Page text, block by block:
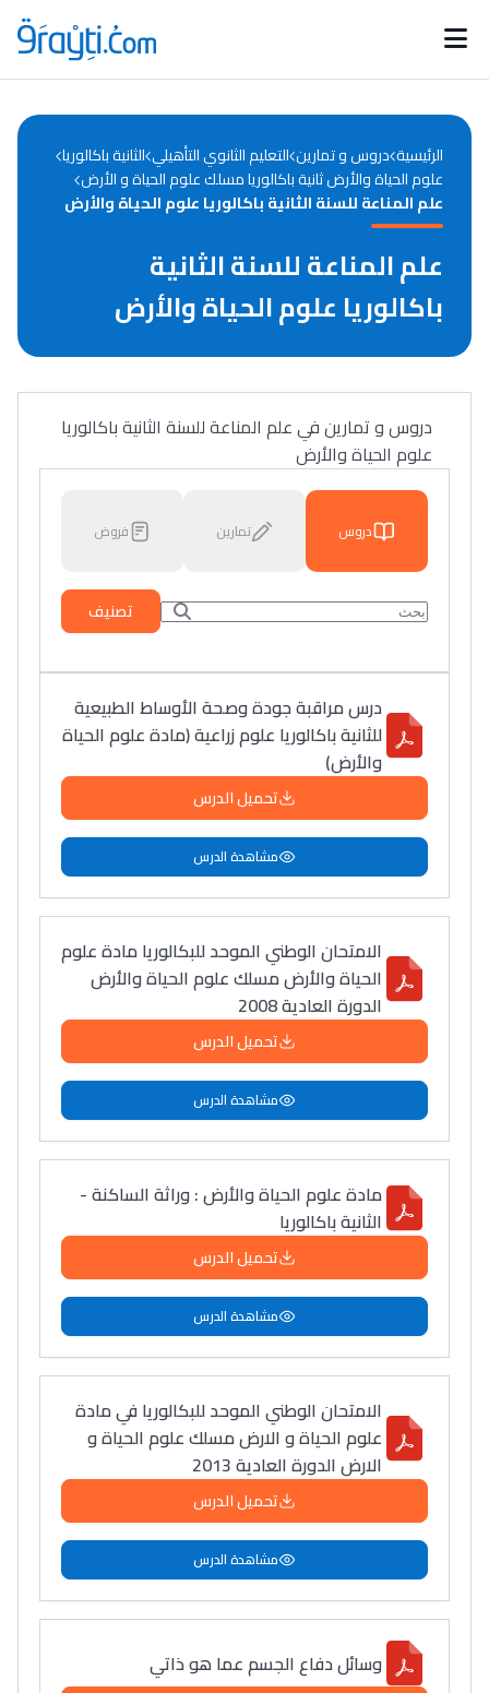
Catégories
d'actualités
Annonces bourses
الرئيسية دروس و تمارين التعليم الثانوي التأهيلي الثانية باكالوريا
علوم الحياة والأرض ثانية باكالوريا مسلك علوم الحياة و الأرض
علم المناعة للسنة الثانية باكالوريا علوم الحياة والأرض
علم المناعة للسنة الثانية
باكالوريا علوم الحياة والأرض
دروس و تمارين في علم المناعة للسنة الثانية باكالوريا
علوم الحياة والأرض
دروس تمارين فروض
تصنيف
درس مراقبة جودة وصحة الأوساط الطبيعية
للثانية باكالوريا علوم زراعية (مادة علوم الحياة
والأرض)
تحميل الدرس
مشاهدة الدرس
الامتحان الوطني الموحد للبكالوريا مادة علوم
الحياة والأرض مسلك علوم الحياة والأرض
الدورة العادية 2008
تحميل الدرس
مشاهدة الدرس
مادة علوم الحياة والأرض : وراثة الساكنة -
الثانية باكالوريا
تحميل الدرس
مشاهدة الدرس
الامتحان الوطني الموحد للبكالوريا في مادة
علوم الحياة و الارض مسلك علوم الحياة و
الارض الدورة العادية 2013
تحميل الدرس
مشاهدة الدرس
وسائل دفاع الجسم عما هو ذاتي